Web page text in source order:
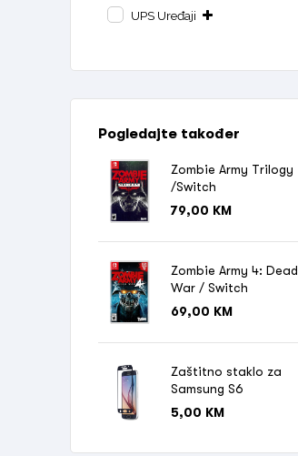
UPS Uređaji
Pogledajte također
Zombie Army Trilogy
/Switch
79,00 KM
Zombie Army 4: Dead
War / Switch
69,00 KM
Zaštitno staklo za
Samsung S6
5,00 KM